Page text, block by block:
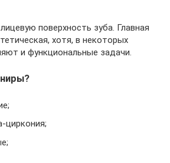
поверхность зуба. Главная
хотя, в некоторых
и функциональные задачи.
циркония;